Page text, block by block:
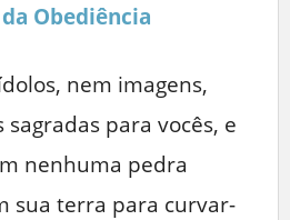
Obediência
nem imagens,
sagradas para vocês, e
nenhuma pedra
sua terra para curvar-